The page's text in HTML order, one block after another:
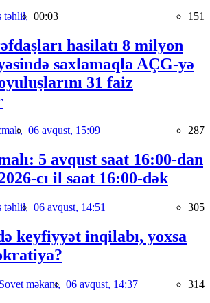
təhlil, 00:03 151
hasilatı 8 milyon
saxlamaqla AÇG-yə
31 faiz
06 avqust, 15:09 287
5 avqust saat 16:00-dan
cı il saat 16:00-dək
təhlil, 06 avqust, 14:51 305
keyfiyyət inqilabı, yoxsa
məkanı, 06 avqust, 14:37 314